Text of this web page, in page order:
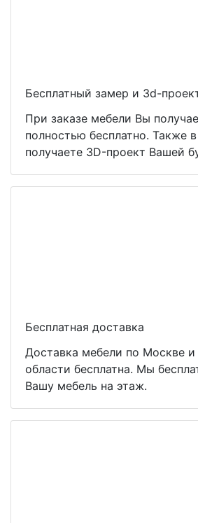
Бесплатный замер и 3d-
При заказе мебели Вы
полностью бесплатно. Также
получаете 3D-проект Вашей
Бесплатная доставка
Доставка мебели по Москве
области бесплатна. Мы
Вашу мебель на этаж.